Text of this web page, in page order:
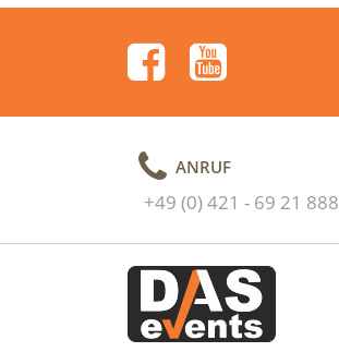
ANRUF
+49 (0) 421 - 69 21 888